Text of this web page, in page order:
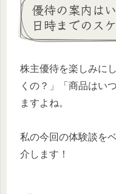
優待の案内は
日時までのス
株主優待を楽しみに
くの？」「商品はい
ますよね。
私の今回の体験談を
介します！